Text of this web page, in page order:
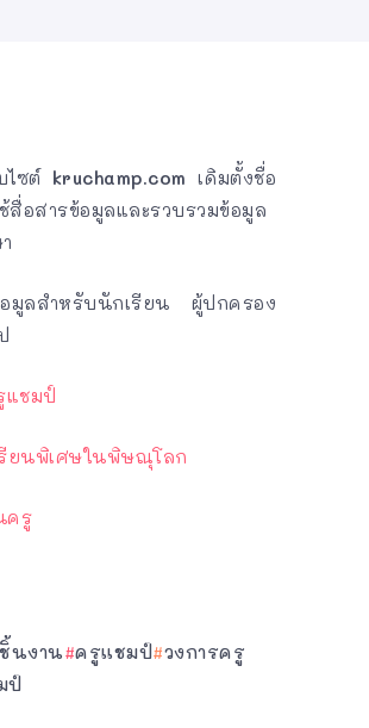
ซต์ kruchamp.com เดิมตั้งชื่อ
สื่อสารข้อมูลและรวบรวมข้อมูล
อมูลสำหรับนักเรียน ผู้ปกครอง
แชมป์
ยนพิเศษในพิษณุโลก
ครู
นงาน ครูแชมป์ วงการครู
ป์